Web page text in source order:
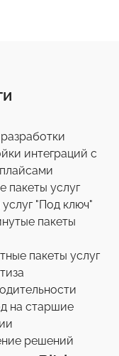
44
интеграций с
пакеты услуг
"Под ключ"
пакеты
пакеты услуг
на старшие
решений